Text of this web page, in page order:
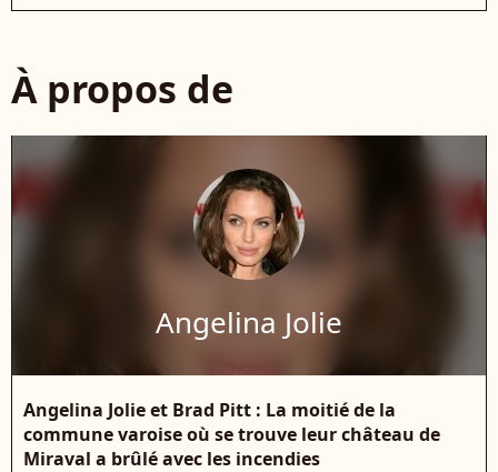
À propos de
Angelina Jolie
Angelina Jolie et Brad Pitt : La moitié de la
commune varoise où se trouve leur château de
Miraval a brûlé avec les incendies